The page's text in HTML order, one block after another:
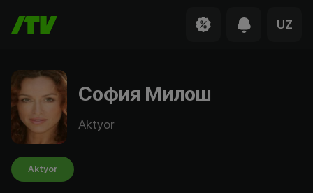
UZ
София Милош
Aktyor
Aktyor